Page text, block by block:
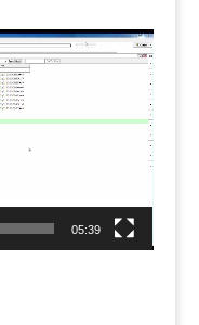
05:39